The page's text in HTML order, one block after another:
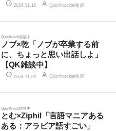
2024.01.16 QuizKnock編集部
QuizKnock雑談中
ノブ×乾「ノブが卒業する前
に、ちょっと思い出話しよ」
【QK雑談中】
2024.01.09 QuizKnock編集部
QuizKnock雑談中
とむ×Ziphil「言語マニアある
ある：アラビア語すごい」